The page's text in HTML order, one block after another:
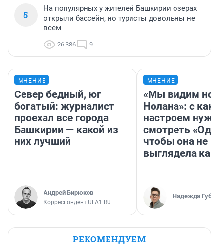
5
На популярных у жителей Башкирии озерах
открыли бассейн, но туристы довольны не
всем
26 386 9
МНЕНИЕ
Север бедный, юг
богатый: журналист
проехал все города
Башкирии — какой из
них лучший
Андрей Бирюков
Корреспондент UFA1.RU
МНЕНИЕ
«Мы видим
Нолана»: с
настроем
смотреть
чтобы она не
выглядела как
Надежда
РЕКОМЕНДУЕМ